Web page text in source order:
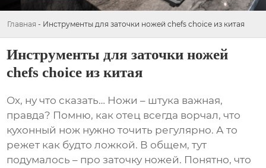
Главная - Инструменты для заточки ножей chefs choice из китая
Инструменты для заточки ножей
chefs choice из китая
Ох, ну что сказать… Ножи – штука важная,
правда? Помню, как отец всегда ворчал, что
кухонный нож нужно точить регулярно. А то
режет как будто ложкой. В общем, тут
подумалось – про заточку ножей. Понятно, что